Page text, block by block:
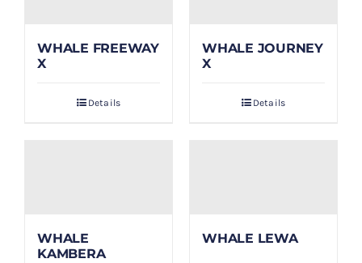
WHALE FREEWAY
X
Details
WHALE JOURNEY
X
Details
WHALE
KAMBERA
WHALE LEWA